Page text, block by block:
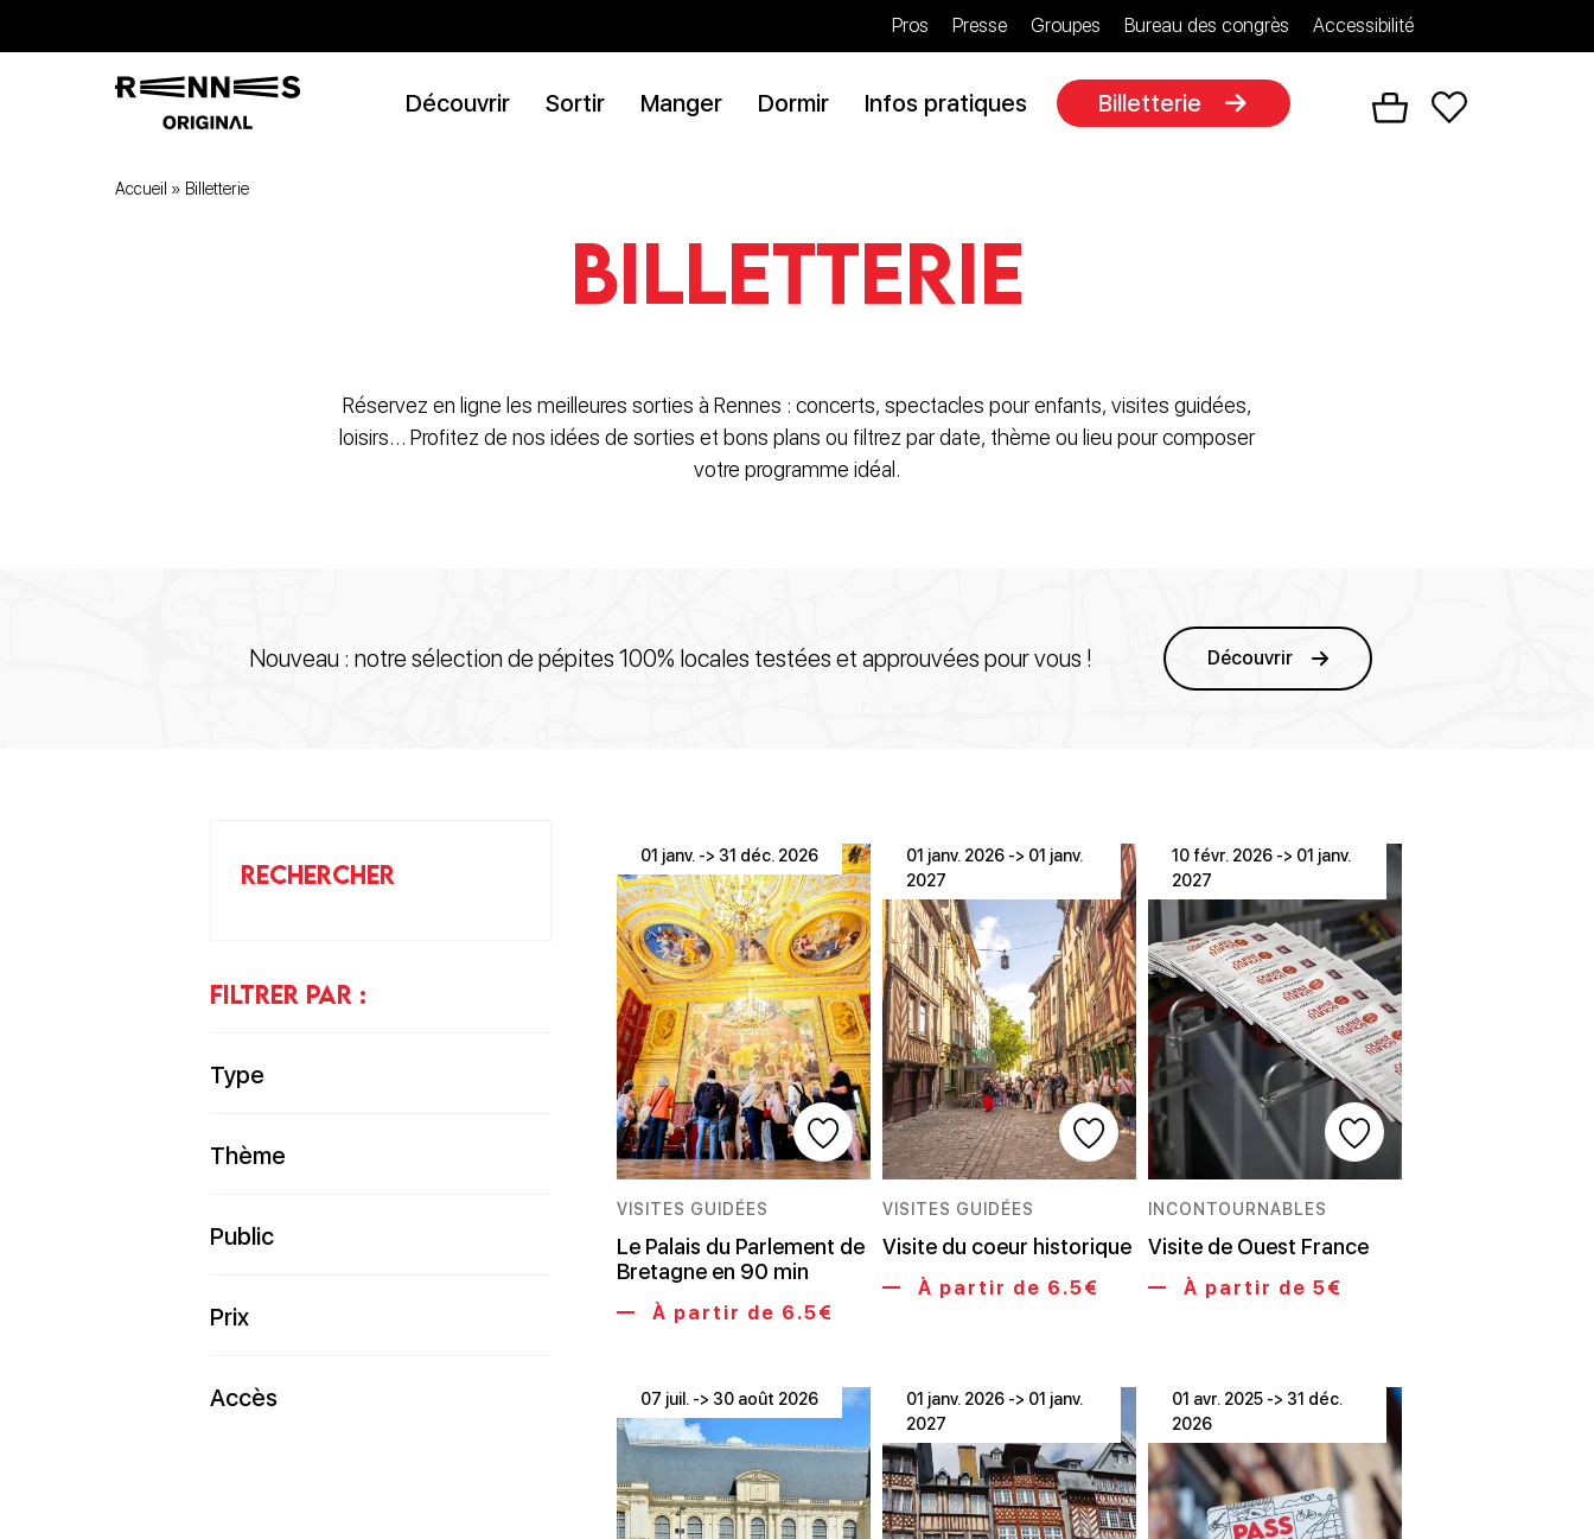
Pros Presse Groupes Bureau des congrès Accessibilité
Découvrir Sortir Manger Dormir Infos pratiques Billetterie
Accueil » Billetterie
Billetterie
Réservez en ligne les meilleures sorties à Rennes : concerts, spectacles pour enfants, visites guidées,
loisirs… Profitez de nos idées de sorties et bons plans ou filtrez par date, thème ou lieu pour composer
votre programme idéal.
Nouveau : notre sélection de pépites 100% locales testées et approuvées pour vous ! Découvrir
RECHERCHER
FILTRER PAR :
Type
Thème
Public
Prix
Accès
01 janv. -> 31 déc. 2026
VISITES GUIDÉES
Le Palais du Parlement de
Bretagne en 90 min
À partir de 6.5€
01 janv. 2026 -> 01 janv.
2027
VISITES GUIDÉES
Visite du coeur historique
À partir de 6.5€
10 févr. 2026 -> 01 janv.
2027
INCONTOURNABLES
Visite de Ouest France
À partir de 5€
07 juil. -> 30 août 2026
01 janv. 2026 -> 01 janv.
2027
01 avr. 2025 -> 31 déc.
2026